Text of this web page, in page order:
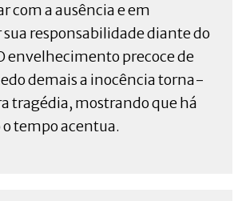
com a ausência e em
responsabilidade diante do
envelhecimento precoce de
demais a inocência torna-
tragédia, mostrando que há
o tempo acentua.